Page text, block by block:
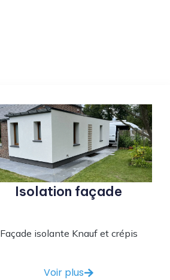
Isolation façade
Façade isolante Knauf et crépis
Voir plus